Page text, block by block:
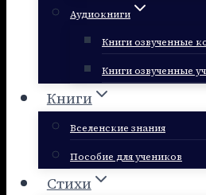
Аудиокниги
Книги озвученные
Книги озвученные
Книги
Вселенские знания
Пособие для учеников
Стихи